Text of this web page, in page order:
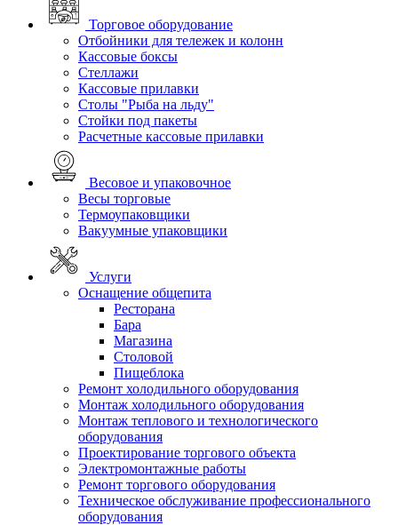
Торговое оборудование
Отбойники для тележек и колонн
Кассовые боксы
Стеллажи
Кассовые прилавки
Столы "Рыба на льду"
Стойки под пакеты
Расчетные кассовые прилавки
Весовое и упаковочное
Весы торговые
Термоупаковщики
Вакуумные упаковщики
Услуги
Оснащение общепита
Ресторана
Бара
Магазина
Столовой
Пищеблока
Ремонт холодильного оборудования
Монтаж холодильного оборудования
Монтаж теплового и технологического
оборудования
Проектирование торгового объекта
Электромонтажные работы
Ремонт торгового оборудования
Техническое обслуживание профессионального
оборудования